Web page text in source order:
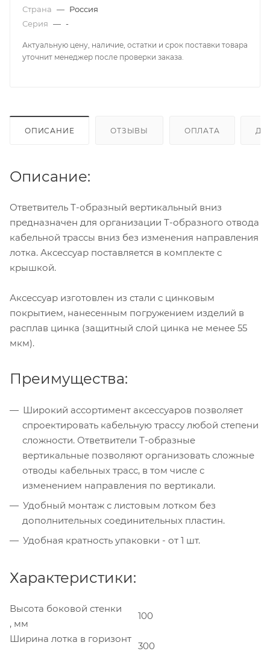
Страна — Россия
Серия — -
Актуальную цену, наличие, остатки и срок поставки товара
уточнит менеджер после проверки заказа.
ОПИСАНИЕ ОТЗЫВЫ ОПЛАТА
Описание:
Ответвитель Т-образный вертикальный вниз
предназначен для организации Т-образного отвода
кабельной трассы вниз без изменения направления
лотка. Аксессуар поставляется в комплекте с
крышкой.
Аксессуар изготовлен из стали с цинковым
покрытием, нанесенным погружением изделий в
расплав цинка (защитный слой цинка не менее 55
мкм).
Преимущества:
Широкий ассортимент аксессуаров позволяет
спроектировать кабельную трассу любой степени
сложности. Ответвители Т-образные
вертикальные позволяют организовать сложные
отводы кабельных трасс, в том числе с
изменением направления по вертикали.
Удобный монтаж с листовым лотком без
дополнительных соединительных пластин.
Удобная кратность упаковки - от 1 шт.
Характеристики:
Высота боковой стенки
, мм
100
Ширина лотка в горизонт
300